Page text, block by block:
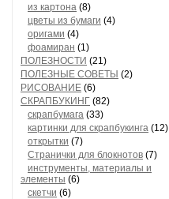
из картона (8)
цветы из бумаги (4)
оригами (4)
фоамиран (1)
ПОЛЕЗНОСТИ (21)
ПОЛЕЗНЫЕ СОВЕТЫ (2)
РИСОВАНИЕ (6)
СКРАПБУКИНГ (82)
скрапбумага (33)
картинки для скрапбукинга (12)
открытки (7)
Странички для блокнотов (7)
инструменты, материалы и
элементы (6)
скетчи (6)